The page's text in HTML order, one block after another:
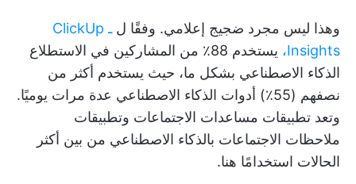
وهذا ليس مجرد ضجيج إعلامي. وفقًا ل ـ ClickUp
Insights،
يستخدم 88٪ من المشاركين في الاستطلاع
الذكاء الاصطناعي بشكل ما، حيث يستخدم أكثر من
نصفهم (55٪) أدوات الذكاء الاصطناعي عدة مرات يوميًا.
وتعد تطبيقات مساعدات الاجتماعات وتطبيقات
ملاحظات الاجتماعات بالذكاء الاصطناعي من بين أكثر
الحالات استخدامًا هنا.